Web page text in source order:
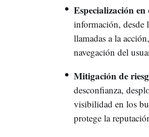
Especialización
información, desde
llamadas a la
navegación del
Mitigación de
desconfianza,
visibilidad en los
protege la